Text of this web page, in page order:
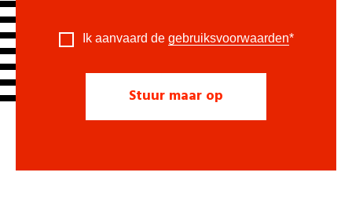
Ik aanvaard de gebruiksvoorwaarden*